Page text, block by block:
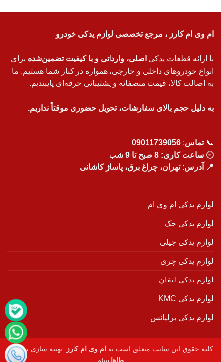
ام وی ام کارز ، مرجع تخصصی لوازم یدکی خودرو
با ارائه قطعات یدکی اصلی، وارداتی و با کیفیت تضمین‌شده برای
انواع خودروهای داخلی و خارجی، همواره در کنار شما هستیم. ما
به اصالت کالا، قیمت منصفانه و پشتیبانی حرفه‌ای پایبندیم.
به دلیل حجم بالای سفارشات، تحویل حضوری موقتاً نداریم.
📞تماس: 09011739056
🕘 ساعت کاری: 8 صبح تا 9 شب
📍 آدرس: تهران، چراغ برق، پاساژ کاشانی
لوازم یدکی ام وی ام
لوازم یدکی جک
لوازم یدکی جیلی
لوازم یدکی چری
لوازم یدکی لیفان
لوازم یدکی KMC
لوازم یدکی برلیانس
کلیه حقوق این سایت متعلق است به ام وی ام کارز
. بهینه سازی سایت :
طاها سئو